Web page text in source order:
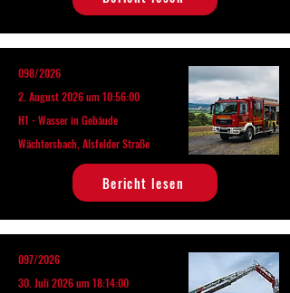
098/2026
2. August 2026 um 10:56:00
H1 - Wasser in Gebäude
Wächtersbach, Alsfelder Straße
Bericht lesen
097/2026
30. Juli 2026 um 18:14:00